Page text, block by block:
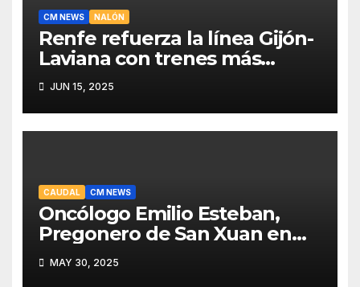
CM NEWS NALÓN
Renfe refuerza la línea Gijón-
Laviana con trenes más
fiables y mejor servicio para
recuperar viajeros
JUN 15, 2025
CAUDAL CM NEWS
Oncólogo Emilio Esteban,
Pregonero de San Xuan en
Mieres: Un Honor para Turón
y el HUCA
MAY 30, 2025